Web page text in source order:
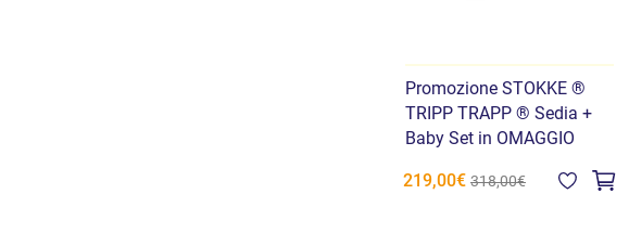
Promozione STOKKE ®
TRIPP TRAPP ® Sedia +
Baby Set in OMAGGIO
219,00€ 318,00€